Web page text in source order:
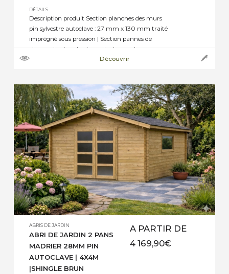
DÉTAILS
Description produit Section planches des murs
pin sylvestre autoclave : 27 mm x 130 mm traité
imprégné sous pression | Section pannes de
charpente pin sylvestre autoclave : selon
dimensions de 45 mm x 70 mm, ou 45 mm x
Découvrir
ABRIS DE JARDIN
ABRI DE JARDIN 2 PANS
MADRIER 28MM PIN
AUTOCLAVE | 4X4M
|SHINGLE BRUN
A PARTIR DE
4 169,90€